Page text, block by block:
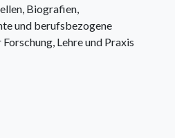
Biografien,
und berufsbezogene
Lehre und Praxis